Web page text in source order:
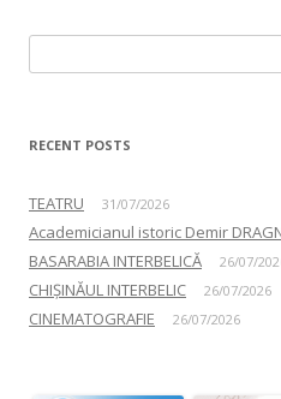
RECENT POSTS
TEATRU 31/07/2026
Academicianul istoric Demir
BASARABIA INTERBELICĂ 26/07/
CHIȘINĂUL INTERBELIC 26/07/2026
CINEMATOGRAFIE 26/07/2026